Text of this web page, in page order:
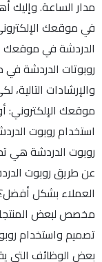
مدار الساعة. وإليك
في موقعك
الدردشة في موقعك
روبوتات الدردشة
والإرشادات
موقعك الإلكتروني:
استخدام روبوت
روبوت الدردشة هي
عن طريق روبوت
العملاء بشكل
مخصص لبعض
تصميم واستخدام
بعض الوظائف التي